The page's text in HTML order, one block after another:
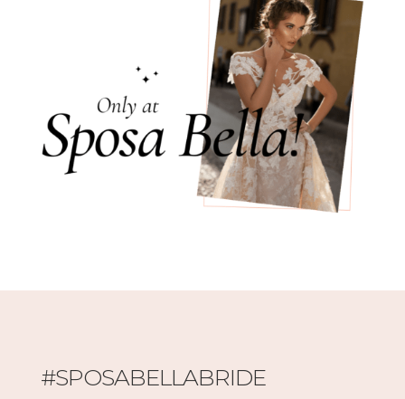
#SPOSABELLABRIDE